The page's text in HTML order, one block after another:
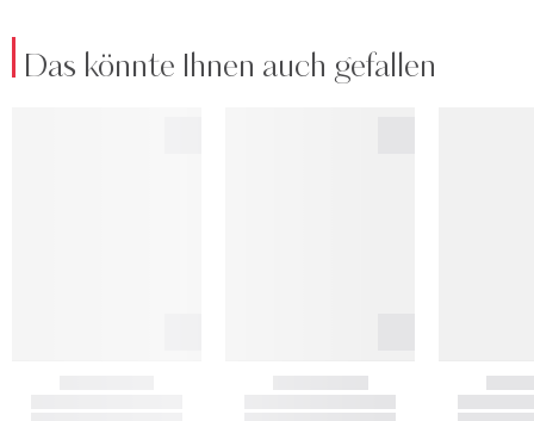
Das könnte Ihnen auch gefallen